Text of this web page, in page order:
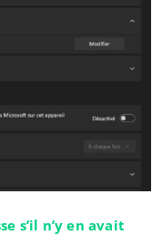
s’il n’y en avait